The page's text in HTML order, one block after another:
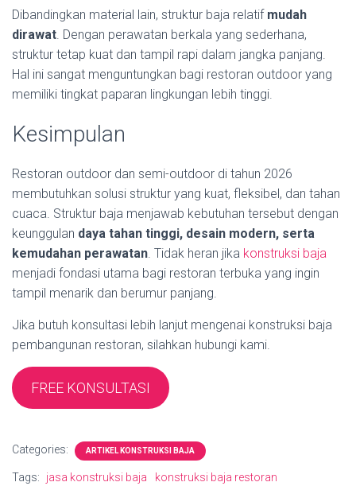
Dibandingkan material lain, struktur baja relatif mudah
dirawat . Dengan perawatan berkala yang sederhana,
struktur tetap kuat dan tampil rapi dalam jangka panjang.
Hal ini sangat menguntungkan bagi restoran outdoor yang
memiliki tingkat paparan lingkungan lebih tinggi.
Kesimpulan
Restoran outdoor dan semi-outdoor di tahun 2026
membutuhkan solusi struktur yang kuat, fleksibel, dan tahan
cuaca. Struktur baja menjawab kebutuhan tersebut dengan
keunggulan daya tahan tinggi, desain modern, serta
kemudahan perawatan . Tidak heran jika konstruksi baja
menjadi fondasi utama bagi restoran terbuka yang ingin
tampil menarik dan berumur panjang.
Jika butuh konsultasi lebih lanjut mengenai konstruksi baja
pembangunan restoran, silahkan hubungi kami.
FREE KONSULTASI
Categories: ARTIKEL KONSTRUKSI BAJA
Tags: jasa konstruksi baja konstruksi baja restoran